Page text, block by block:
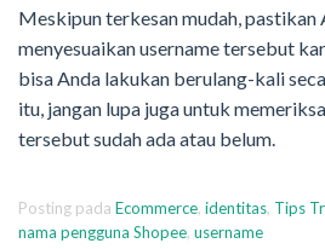
Meskipun terkesan mudah, pastikan
menyesuaikan username tersebut
bisa Anda lakukan berulang-kali
itu, jangan lupa juga untuk
tersebut sudah ada atau belum.
Posting pada Ecommerce, identitas, Tips
nama pengguna Shopee, username